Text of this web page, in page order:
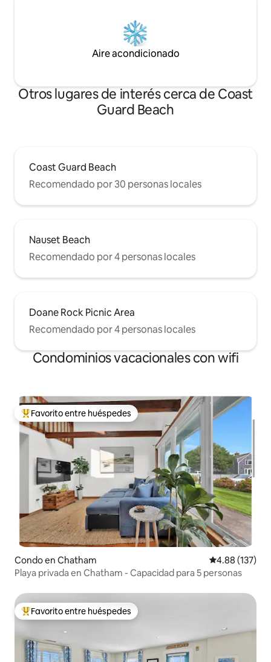
Aire acondicionado
Otros lugares de interés cerca de Coast
Guard Beach
Coast Guard Beach
Recomendado por 30 personas locales
Nauset Beach
Recomendado por 4 personas locales
Doane Rock Picnic Area
Recomendado por 4 personas locales
Condominios vacacionales con wifi
Favorito entre huéspedes preferido
Favorito entre huéspedes
Condo en Chatham Calificación
4.88 (137)
Playa privada en Chatham - Capacidad para 5 personas
Favorito entre huéspedes preferido
Favorito entre huéspedes